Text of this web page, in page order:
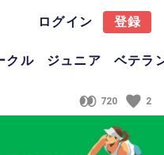
ログイン 登録
クル ジュニア ベテラ
720 2